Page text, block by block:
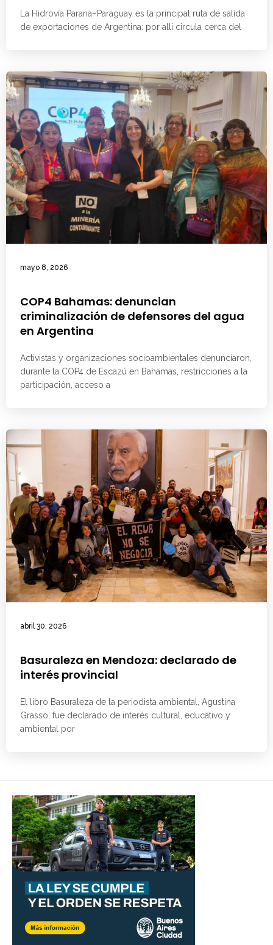
La Hidrovía Paraná–Paraguay es la principal ruta de salida
de exportaciones de Argentina: por allí circula cerca del
mayo 8, 2026
COP4 Bahamas: denuncian
criminalización de defensores del agua
en Argentina
Activistas y organizaciones socioambientales denunciaron,
durante la COP4 de Escazú en Bahamas, restricciones a la
participación, acceso a
abril 30, 2026
Basuraleza en Mendoza: declarado de
interés provincial
El libro Basuraleza de la periodista ambiental, Agustina
Grasso, fue declarado de interés cultural, educativo y
ambiental por